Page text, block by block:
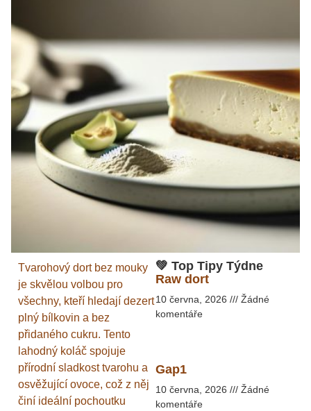
Tvarohový dort bez mouky
je skvělou volbou pro
všechny, kteří hledají dezert
plný bílkovin a bez
přidaného cukru. Tento
lahodný koláč spojuje
přírodní sladkost tvarohu a
osvěžující ovoce, což z něj
činí ideální pochoutku
💚 Top Tipy Týdne
Raw dort
10 června, 2026
Žádné
komentáře
Gap1
10 června, 2026
Žádné
komentáře